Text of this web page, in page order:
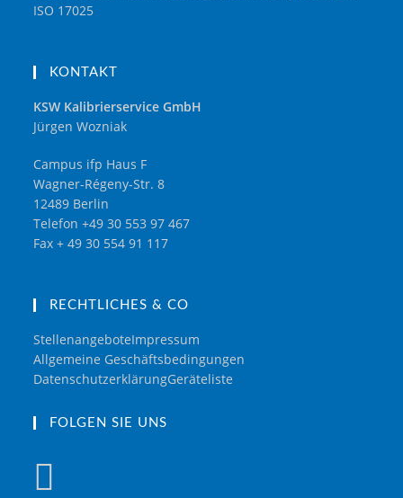
ISO 17025
KONTAKT
KSW Kalibrierservice GmbH
Jürgen Wozniak
Campus ifp Haus F
Wagner-Régeny-Str. 8
12489 Berlin
Telefon +49 30 553 97 467
Fax + 49 30 554 91 117
RECHTLICHES & CO
StellenangeboteImpressum
Allgemeine Geschäftsbedingungen
DatenschutzerklärungGeräteliste
FOLGEN SIE UNS